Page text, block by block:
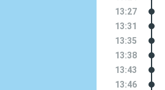
13:27
13:31
13:35
13:38
13:43
13:46